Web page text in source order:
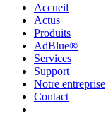
Accueil
Actus
Produits
AdBlue®
Services
Support
Notre entreprise
Contact